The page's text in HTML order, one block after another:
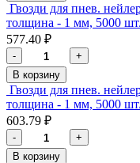
Гвозди для пнев.
толщина - 1 мм, 5000
577.40 ₽
-
+
В корзину
Гвозди для пнев.
толщина - 1 мм, 5000
603.79 ₽
-
+
В корзину